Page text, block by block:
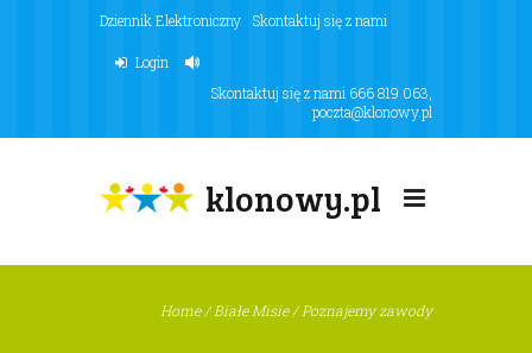
Dziennik Elektroniczny Skontaktuj się z nami
Login
Skontaktuj się z nami 666 819 063
poczta@klonowy.pl
klonowy.pl
Home/Białe Misie/Poznajemy zawody